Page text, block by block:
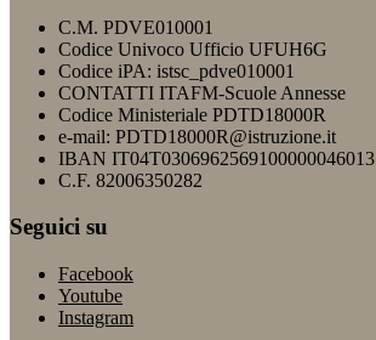
C.M. PDVE010001
Codice Univoco Ufficio UFUH6G
Codice iPA: istsc_pdve010001
CONTATTI ITAFM-Scuole Annesse
Codice Ministeriale PDTD18000R
e-mail: PDTD18000R@istruzione.it
IBAN IT04T0306962569100000046013
C.F. 82006350282
Seguici su
Facebook
Youtube
Instagram